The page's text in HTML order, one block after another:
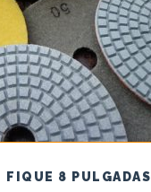
FIQUE 8 PULGADAS